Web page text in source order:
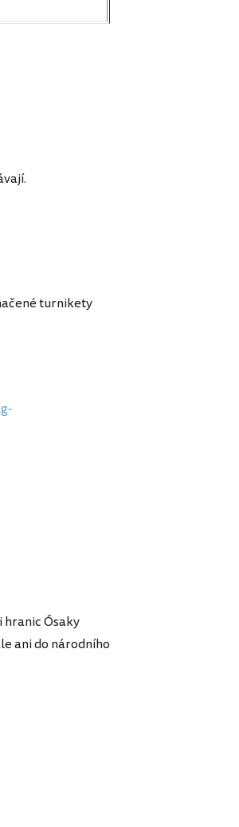
turnikety
hranic Ósaky
ani do národního